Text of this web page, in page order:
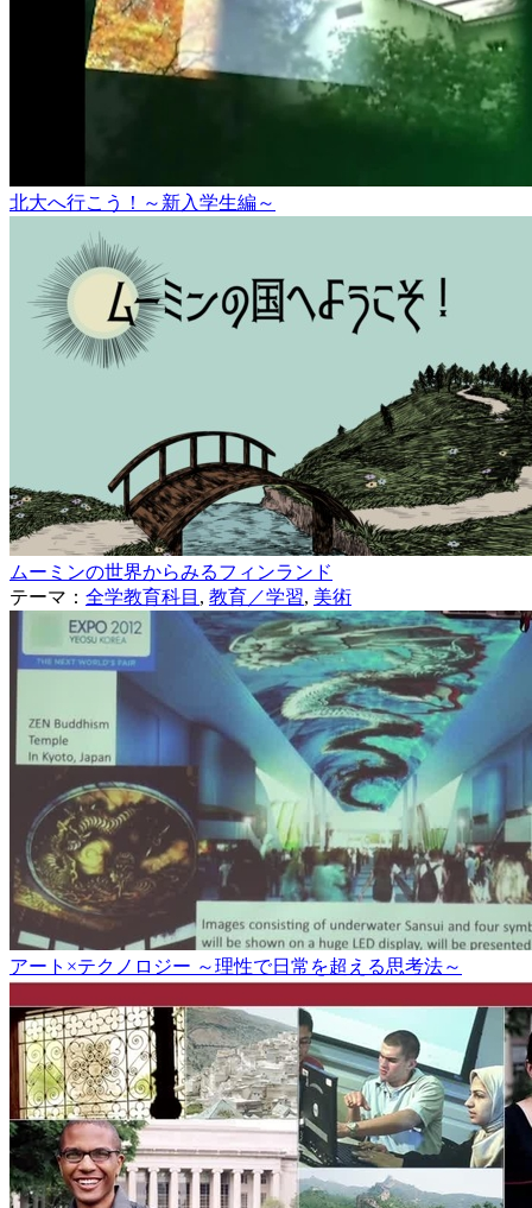
北大へ行こう！～新入学生編～
ムーミンの世界からみるフィンランド
テーマ： 全学教育科目 , 教育／学習, 美術
アート×テクノロジー ～理性で日常を超える思考法～